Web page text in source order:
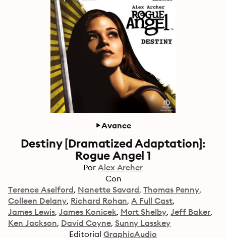
Avance
Destiny [Dramatized Adaptation]:
Rogue Angel 1
Por Alex Archer
Con
Terence Aselford Nanette Savard Thomas Penny
Colleen Delany Richard Rohan A Full Cast
James Lewis James Konicek Mort Shelby Jeff Baker
Ken Jackson David Coyne Sunny Lasskey
Editorial GraphicAudio